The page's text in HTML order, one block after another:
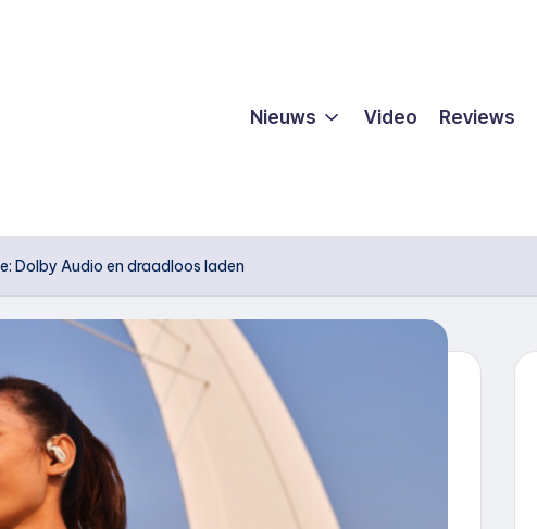
Nieuws Video Reviews
Dolby Audio en draadloos laden